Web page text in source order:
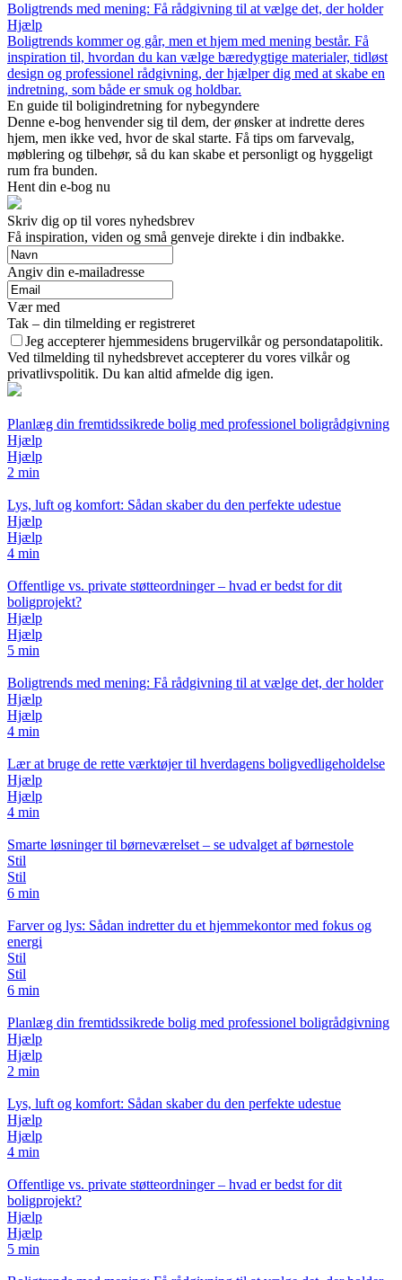
Boligtrends med mening: Få rådgivning til at vælge det, der holder
Hjælp
Boligtrends kommer og går, men et hjem med mening består. Få
inspiration til, hvordan du kan vælge bæredygtige materialer, tidløst
design og professionel rådgivning, der hjælper dig med at skabe en
indretning, som både er smuk og holdbar.
En guide til boligindretning for nybegyndere
Denne e-bog henvender sig til dem, der ønsker at indrette deres
hjem, men ikke ved, hvor de skal starte. Få tips om farvevalg,
møblering og tilbehør, så du kan skabe et personligt og hyggeligt
rum fra bunden.
Hent din e-bog nu
Skriv dig op til vores nyhedsbrev
Få inspiration, viden og små genveje direkte i din indbakke.
Angiv din e-mailadresse
Vær med
Tak – din tilmelding er registreret
Jeg accepterer hjemmesidens brugervilkår og persondatapolitik.
Ved tilmelding til nyhedsbrevet accepterer du vores vilkår og
privatlivspolitik. Du kan altid afmelde dig igen.
Planlæg din fremtidssikrede bolig med professionel boligrådgivning
Hjælp
Hjælp
2 min
Lys, luft og komfort: Sådan skaber du den perfekte udestue
Hjælp
Hjælp
4 min
Offentlige vs. private støtteordninger – hvad er bedst for dit
boligprojekt?
Hjælp
Hjælp
5 min
Boligtrends med mening: Få rådgivning til at vælge det, der holder
Hjælp
Hjælp
4 min
Lær at bruge de rette værktøjer til hverdagens boligvedligeholdelse
Hjælp
Hjælp
4 min
Smarte løsninger til børneværelset – se udvalget af børnestole
Stil
Stil
6 min
Farver og lys: Sådan indretter du et hjemmekontor med fokus og
energi
Stil
Stil
6 min
Planlæg din fremtidssikrede bolig med professionel boligrådgivning
Hjælp
Hjælp
2 min
Lys, luft og komfort: Sådan skaber du den perfekte udestue
Hjælp
Hjælp
4 min
Offentlige vs. private støtteordninger – hvad er bedst for dit
boligprojekt?
Hjælp
Hjælp
5 min